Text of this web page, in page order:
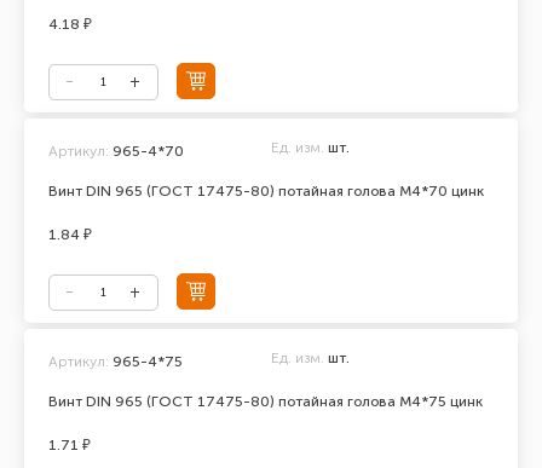
4.18 ₽
Винт DIN 965 (ГОСТ 17475-80) потайная голова М4*70 цинк
Артикул: 965-4*70 Ед. изм. шт.
1.84 ₽
Винт DIN 965 (ГОСТ 17475-80) потайная голова М4*75 цинк
Артикул: 965-4*75 Ед. изм. шт.
1.71 ₽